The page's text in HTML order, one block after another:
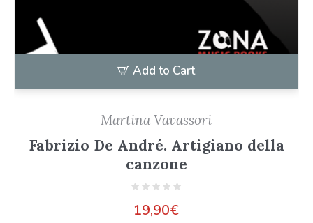
Add to Cart
Martina Vavassori
Fabrizio De André. Artigiano della
canzone
19,90€